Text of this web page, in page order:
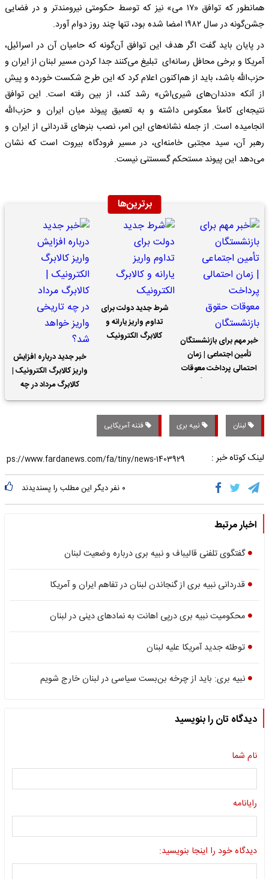
همانطور که توافق «۱۷ می» نیز که توسط حکومتی نیرومندتر و در فضایی
جشن‌گونه در سال ۱۹۸۲ امضا شده بود، تنها چند روز دوام آورد.
در پایان باید گفت اگر هدف این توافق آن‌گونه که حامیان آن در اسرائیل،
آمریکا و برخی محافل رسانه‌ای تبلیغ می‌کنند جدا کردن مسیر لبنان از ایران و
حزب‌الله باشد، باید از هم‌اکنون اعلام کرد که این طرح شکست خورده و پیش
از آنکه «دندان‌های شیری‌اش» رشد کند، از بین رفته است. این توافق
نتیجه‌ای کاملاً معکوس داشته و به تعمیق پیوند میان ایران و حزب‌الله
انجامیده است. از جمله نشانه‌های این امر، نصب بنرهای قدردانی از ایران و
رهبر آن، سید مجتبی خامنه‌ای، در مسیر فرودگاه بیروت است که نشان
می‌دهد این پیوند مستحکم گسستنی نیست.
برترین‌ها
خبر مهم برای بازنشستگان
تأمین اجتماعی | زمان
احتمالی پرداخت معوقات
شرط جدید دولت برای
تداوم واریز یارانه و
کالابرگ الکترونیک
خبر جدید درباره افزایش
واریز کالابرگ الکترونیک |
کالابرگ مرداد در چه
تاریخی واریز خواهد شد؟
لبنان نبیه بری فتنه آمریکایی
لینک کوتاه خبر :
۰ نفر دیگر این مطلب را پسندیدند
اخبار مرتبط
گفتگوی تلفنی قالیباف و نبیه بری درباره وضعیت لبنان
قدردانی نبیه بری از گنجاندن لبنان در تفاهم ایران و آمریکا
محکومیت نبیه بری درپی اهانت به نمادهای دینی در لبنان
توطئه جدید آمریکا علیه لبنان
نبیه بری: باید از چرخه بن‌بست سیاسی در لبنان خارج شویم
دیدگاه تان را بنویسید
نام شما
رایانامه
دیدگاه خود را اینجا بنویسید: